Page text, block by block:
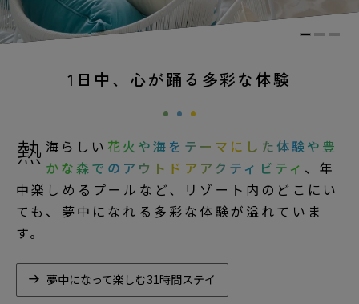
1日中、心が踊る多彩な体験
熱 海らしい 花火や海をテーマにした体験や豊
かな森でのアウトドアアクティビティ 、年
中楽しめるプールなど、リゾート内のどこにい
ても、夢中になれる多彩な体験が溢れていま
す。
夢中になって楽しむ31時間ステイ